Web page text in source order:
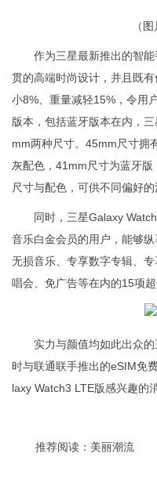
（
作为三星最新推出的智
贯的高端时尚设计，并且既
小8%、重量减轻15%，令用
版本，包括蓝牙版本在内，
mm两种尺寸。45mm尺寸拥
灰配色，41mm尺寸为蓝牙
尺寸与配色，可供不同偏好的
同时，三星Galaxy
音乐白金会员的用户，能够
无损音乐、专享数字专辑、
唱会、免广告等在内的15项超
实力与颜值均如此出众
时与联通联手推出的eSIM免
laxy Watch3 LTE版感兴趣的
推荐阅读： 美丽潮流